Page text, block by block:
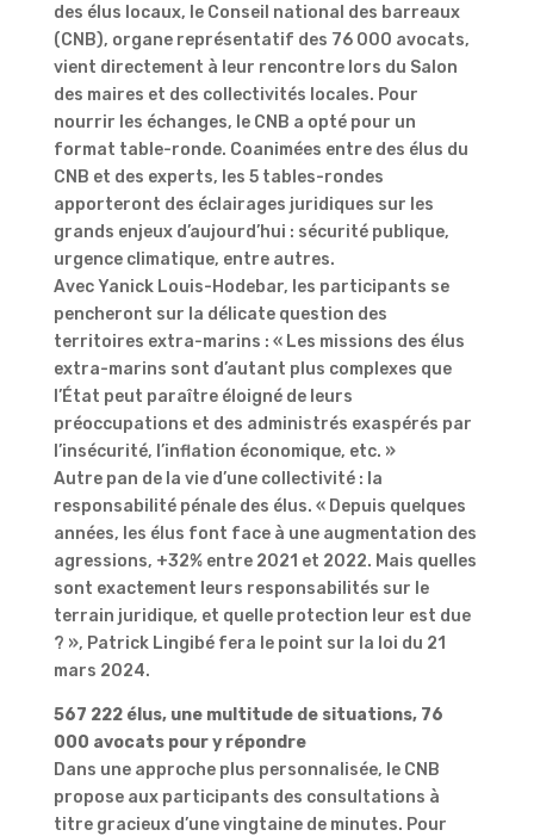
des élus locaux, le Conseil national des barreaux
(CNB), organe représentatif des 76 000 avocats,
vient directement à leur rencontre lors du Salon
des maires et des collectivités locales. Pour
nourrir les échanges, le CNB a opté pour un
format table-ronde. Coanimées entre des élus du
CNB et des experts, les 5 tables-rondes
apporteront des éclairages juridiques sur les
grands enjeux d’aujourd’hui : sécurité publique,
urgence climatique, entre autres.
Avec Yanick Louis-Hodebar, les participants se
pencheront sur la délicate question des
territoires extra-marins : « Les missions des élus
extra-marins sont d’autant plus complexes que
l’État peut paraître éloigné de leurs
préoccupations et des administrés exaspérés par
l’insécurité, l’inflation économique, etc. »
Autre pan de la vie d’une collectivité : la
responsabilité pénale des élus. « Depuis quelques
années, les élus font face à une augmentation des
agressions, +32% entre 2021 et 2022. Mais quelles
sont exactement leurs responsabilités sur le
terrain juridique, et quelle protection leur est due
? », Patrick Lingibé fera le point sur la loi du 21
mars 2024.
567 222 élus, une multitude de situations, 76
000 avocats pour y répondre
Dans une approche plus personnalisée, le CNB
propose aux participants des consultations à
titre gracieux d’une vingtaine de minutes. Pour